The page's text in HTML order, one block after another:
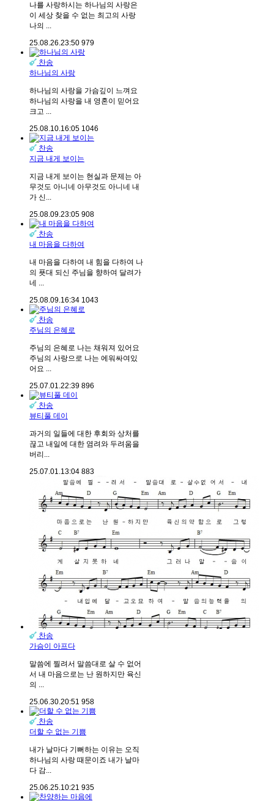
나를 사랑하시는 하나님의 사랑은
이 세상 찾을 수 없는 최고의 사랑
나의 ...
25.08.26.23:50 979
찬송
하나님의 사랑
하나님의 사랑을 가슴깊이 느껴요
하나님의 사랑을 내 영혼이 믿어요
크고 ...
25.08.10.16:05 1046
찬송
지금 내게 보이는
지금 내게 보이는 현실과 문제는 아
무것도 아니네 아무것도 아니네 내
가 신...
25.08.09.23:05 908
찬송
내 마음을 다하여
내 마음을 다하여 내 힘을 다하여 나
의 푯대 되신 주님을 향하여 달려가
네 ...
25.08.09.16:34 1043
찬송
주님의 은혜로
주님의 은혜로 나는 채워져 있어요
주님의 사랑으로 나는 에워싸여있
어요 ...
25.07.01.22:39 896
찬송
뷰티풀 데이
과거의 일들에 대한 후회와 상처를
끊고 내일에 대한 염려와 두려움을
버리...
25.07.01.13:04 883
찬송
가슴이 아프다
말씀에 찔려서 말씀대로 살 수 없어
서 내 마음으로는 난 원하지만 육신
의 ...
25.06.30.20:51 958
찬송
더할 수 없는 기쁨
내가 날마다 기뻐하는 이유는 오직
하나님의 사랑 때문이죠 내가 날마
다 감...
25.06.25.10:21 935